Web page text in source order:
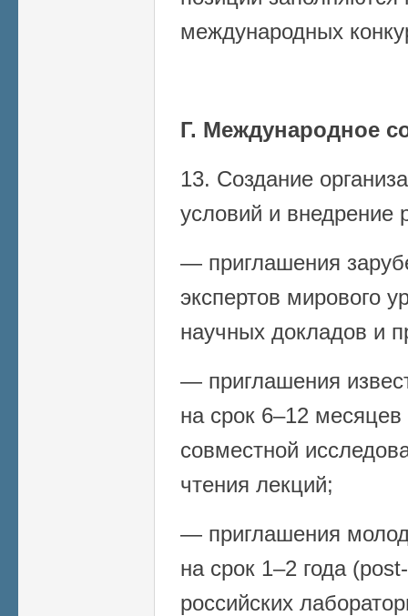
международных
Г. Международное
13. Создание
условий и внедрение
— приглашения
экспертов мирового
научных докладов и
— приглашения
на срок 6–12
совместной
чтения лекций;
— приглашения
на срок 1–2 года
российских